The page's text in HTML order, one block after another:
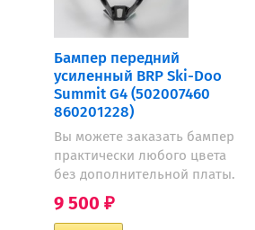
Бампер передний
усиленный BRP Ski-Doo
Summit G4 (502007460
860201228)
Вы можете заказать бампер
практически любого цвета
без дополнительной платы.
9 500 ₽